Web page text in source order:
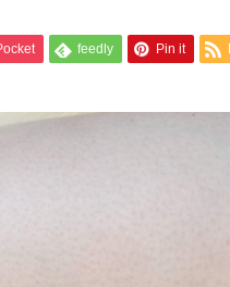
feedly Pin it